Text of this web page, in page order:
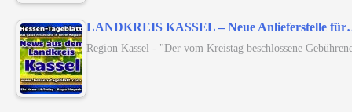
LANDKREIS KASSEL – Neue Anlieferstelle
Region Kassel - "Der vom Kreistag beschlossene